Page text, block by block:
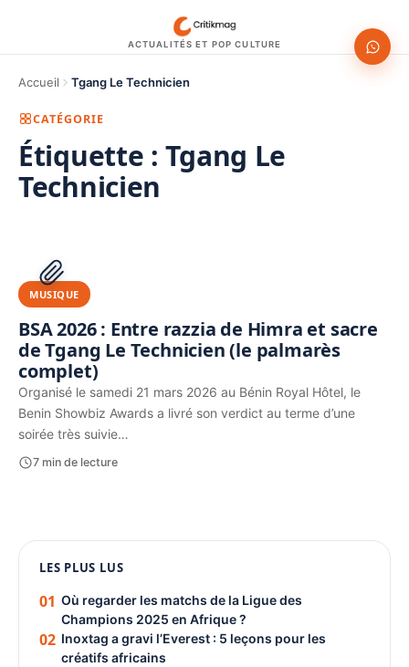
ACTUALITÉS ET POP CULTURE
Accueil Tgang Le Technicien
CATÉGORIE
Étiquette :Tgang Le
Technicien
PUBLICITÉ
MUSIQUE
BSA 2026 : Entre razzia de Himra et sacre
de Tgang Le Technicien (le palmarès
complet)
Organisé le samedi 21 mars 2026 au Bénin Royal Hôtel, le
Benin Showbiz Awards a livré son verdict au terme d’une
soirée très suivie…
7 min de lecture
PUBLICITÉ
LES PLUS LUS
01 Où regarder les matchs de la Ligue des
Champions 2025 en Afrique ?
02 Inoxtag a gravi l’Everest : 5 leçons pour les
créatifs africains